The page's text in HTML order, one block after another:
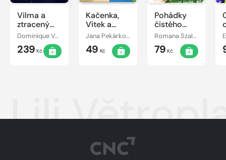
Vilma a
ztracený
den
Dominique Valente
239 Kč
Kačenka,
Vítek a
jejich
pohádkové
dobrodružství
Jana Pekárková
49 Kč
Pohádky
čistého
srdce
Romana Szalaiová
79 Kč
Lili